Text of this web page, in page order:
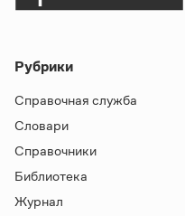
Рубрики
Справочная служба
Словари
Справочники
Библиотека
Журнал